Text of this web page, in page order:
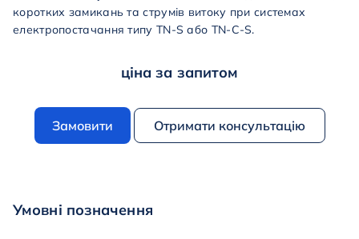
коротких замикань та струмів витоку при системах
електропостачання типу TN-S або TN-C-S.
ціна за запитом
Замовити Отримати консультацію
Умовні позначення